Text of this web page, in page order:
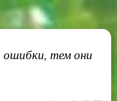
тем они